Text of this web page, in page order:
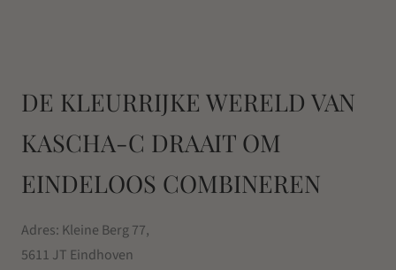
DE KLEURRIJKE WERELD VAN
KASCHA-C DRAAIT OM
EINDELOOS COMBINEREN
Adres: Kleine Berg 77,
5611 JT Eindhoven